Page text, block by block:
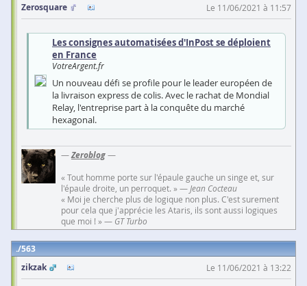
Zerosquare
Le 11/06/2021 à 11:57
Les consignes automatisées d'InPost se déploient
en France
VotreArgent.fr
Un nouveau défi se profile pour le leader européen de
la livraison express de colis. Avec le rachat de Mondial
Relay, l'entreprise part à la conquête du marché
hexagonal.
—Zeroblog—
« Tout homme porte sur l'épaule gauche un singe et, sur
l'épaule droite, un perroquet. » — Jean Cocteau
« Moi je cherche plus de logique non plus. C'est surement
pour cela que j'apprécie les Ataris, ils sont aussi logiques
que moi ! » — GT Turbo
563
zikzak
Le 11/06/2021 à 13:22